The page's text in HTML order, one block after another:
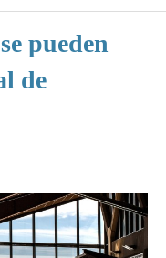
pueden
de